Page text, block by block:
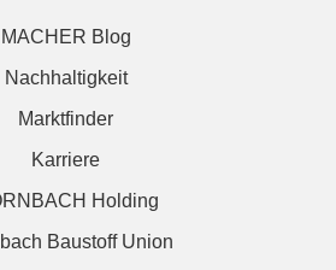
MACHER Blog
Nachhaltigkeit
Marktfinder
Karriere
Holding
Baustoff Union